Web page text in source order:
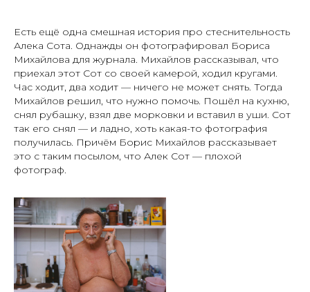
Есть ещё одна смешная история про стеснительность
Алека Сота. Однажды он фотографировал Бориса
Михайлова для журнала. Михайлов рассказывал, что
приехал этот Сот со своей камерой, ходил кругами.
Час ходит, два ходит — ничего не может снять. Тогда
Михайлов решил, что нужно помочь. Пошёл на кухню,
снял рубашку, взял две морковки и вставил в уши. Сот
так его снял — и ладно, хоть какая-то фотография
получилась. Причём Борис Михайлов рассказывает
это с таким посылом, что Алек Сот — плохой
фотограф.